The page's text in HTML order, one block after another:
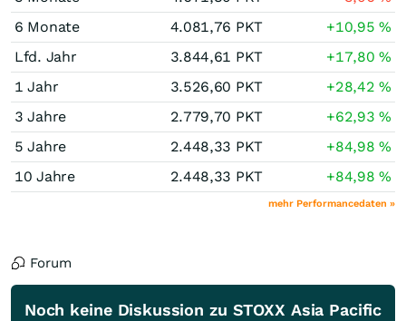
6 Monate
4.081,76 PKT +10,95%
Lfd. Jahr
3.844,61 PKT +17,80%
1 Jahr
3.526,60 PKT +28,42%
3 Jahre
2.779,70 PKT +62,93%
5 Jahre
2.448,33 PKT +84,98%
10 Jahre
2.448,33 PKT +84,98%
mehr Performancedaten »
Forum
Noch keine Diskussion zu STOXX Asia Pacific